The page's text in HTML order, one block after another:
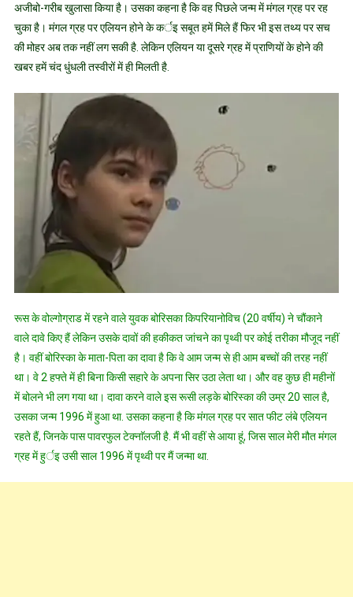
अजीबो-गरीब खुलासा किया है। उसका कहना है कि वह पिछले जन्म में मंगल ग्रह पर रह
चुका है। मंगल ग्रह पर एलियन होने के कर्इ सबूत हमें मिले हैं फिर भी इस तथ्य पर सच
की मोहर अब तक नहीं लग सकी है. लेकिन एलियन या दूसरे ग्रह में प्राणियों के होने की
खबर हमें चंद धुंधली तस्वीरों में ही मिलती है.
रूस के वोल्गोग्राड में रहने वाले युवक बोरिसका किपरियानोविच (20 वर्षीय) ने चौंकाने
वाले दावे किए हैं लेकिन उसके दावों की हकीकत जांचने का पृथ्वी पर कोई तरीका मौजूद नहीं
है। वहीं बोरिस्का के माता-पिता का दावा है कि वे आम जन्म से ही आम बच्चों की तरह नहीं
था। वे 2 हफ्ते में ही बिना किसी सहारे के अपना सिर उठा लेता था। और वह कुछ ही महीनों
में बोलने भी लग गया था। दावा करने वाले इस रूसी लड़के बोरिस्का की उम्र 20 साल है,
उसका जन्म 1996 में हुआ था. उसका कहना है कि मंगल ग्रह पर सात फीट लंबे एलियन
रहते हैं, जिनके पास पावरफुल टेक्नाॅलजी है. मैं भी वहीं से आया हूं, जिस साल मेरी मौत मंगल
ग्रह में हुर्इ उसी साल 1996 में पृथ्वी पर मैं जन्मा था.